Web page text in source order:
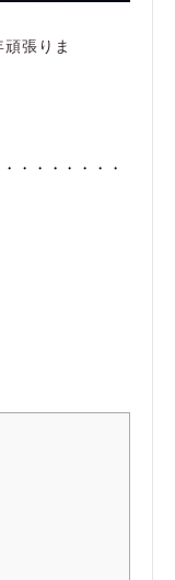
張りま
・・・・・・・